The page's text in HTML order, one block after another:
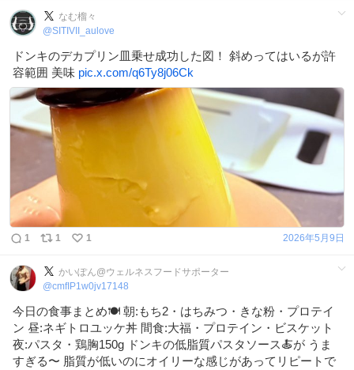
なむ榴々
@SITIVII_aulove
ドンキのデカプリン皿乗せ成功した図！ 斜めってはいるが許
容範囲 美味 pic.x.com/q6Ty8j06Ck
1 1 1 2026年5月9日
かいぽん@ウェルネスフードサポーター
@cmfIP1w0jv17148
今日の食事まとめ🍽 朝:もち2・はちみつ・きな粉・プロテイ
ン 昼:ネギトロユッケ丼 間食:大福・プロテイン・ビスケット
夜:パスタ・鶏胸150g ドンキの低脂質パスタソース🍝が うま
すぎる〜 脂質が低いのにオイリーな感じがあってリピートで